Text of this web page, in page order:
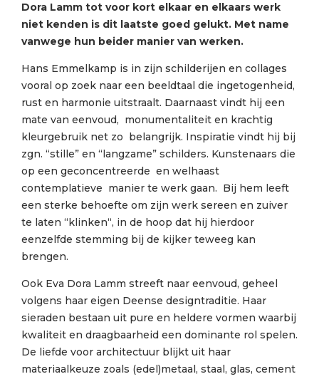
Dora Lamm tot voor kort elkaar en elkaars werk
niet kenden is dit laatste goed gelukt. Met name
vanwege hun beider manier van werken.
Hans Emmelkamp is in zijn schilderijen en collages
vooral op zoek naar een beeldtaal die ingetogenheid,
rust en harmonie uitstraalt. Daarnaast vindt hij een
mate van eenvoud, monumentaliteit en krachtig
kleurgebruik net zo belangrijk. Inspiratie vindt hij bij
zgn. “stille” en “langzame” schilders. Kunstenaars die
op een geconcentreerde en welhaast
contemplatieve manier te werk gaan. Bij hem leeft
een sterke behoefte om zijn werk sereen en zuiver
te laten “klinken“, in de hoop dat hij hierdoor
eenzelfde stemming bij de kijker teweeg kan
brengen.
Ook Eva Dora Lamm streeft naar eenvoud, geheel
volgens haar eigen Deense designtraditie. Haar
sieraden bestaan uit pure en heldere vormen waarbij
kwaliteit en draagbaarheid een dominante rol spelen.
De liefde voor architectuur blijkt uit haar
materiaalkeuze zoals (edel)metaal, staal, glas, cement